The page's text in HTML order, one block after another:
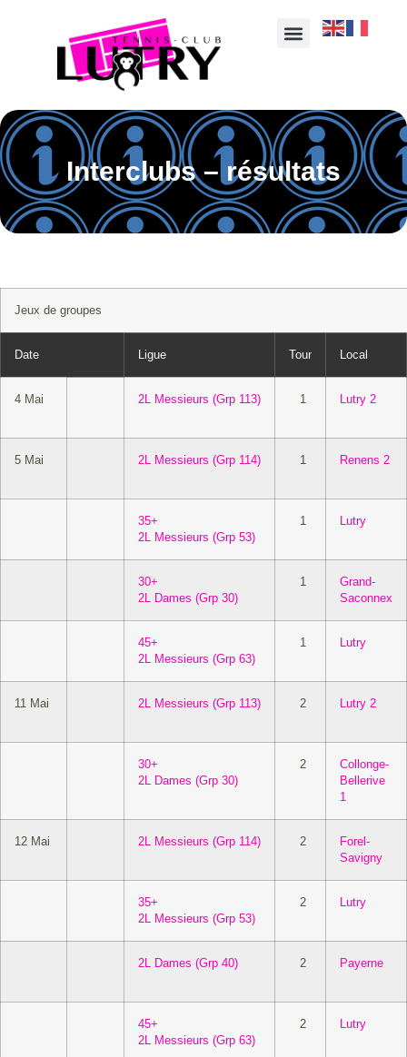
Interclubs – résultats
Jeux de groupes
Date Ligue Tour Local
4 Mai 2L Messieurs (Grp 113) 1 Lutry 2
5 Mai 2L Messieurs (Grp 114) 1 Renens 2
35+
2L Messieurs (Grp 53)
1 Lutry
30+
2L Dames (Grp 30)
1
Grand-
Saconnex
45+
2L Messieurs (Grp 63)
1 Lutry
11 Mai 2L Messieurs (Grp 113) 2 Lutry 2
30+
2L Dames (Grp 30)
2
Collonge-
Bellerive
1
12 Mai 2L Messieurs (Grp 114) 2
Forel-
Savigny
35+
2L Messieurs (Grp 53)
2 Lutry
2L Dames (Grp 40) 2 Payerne
45+
2L Messieurs (Grp 63)
2 Lutry